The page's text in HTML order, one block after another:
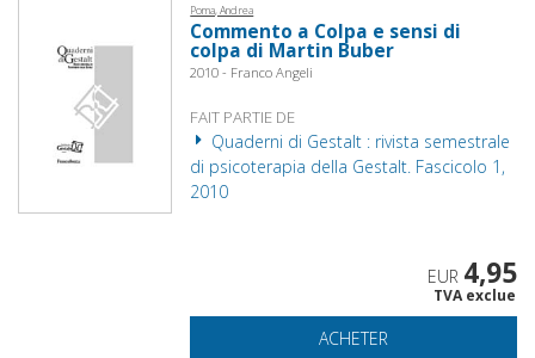
Poma, Andrea
Commento a Colpa e sensi di
colpa di Martin Buber
2010 - Franco Angeli
FAIT PARTIE DE
Quaderni di Gestalt : rivista semestrale
di psicoterapia della Gestalt. Fascicolo 1,
2010
EUR 4,95
TVA exclue
ACHETER